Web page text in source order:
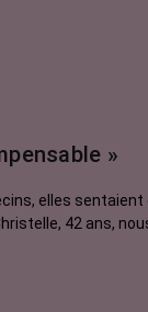
»
elles
42 ans,